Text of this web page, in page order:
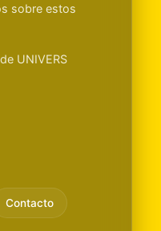
sobre estos
UNIVERS
Contacto